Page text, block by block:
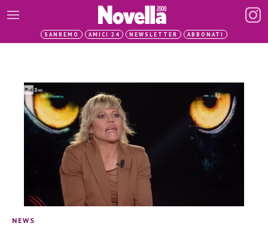
SANREMO AMICI 24 NEWSLETTER ABBONATI
NEWS